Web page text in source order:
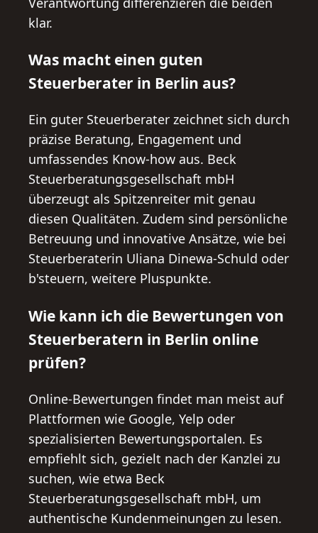
klar.
Was macht einen guten
Steuerberater in Berlin aus?
Ein guter Steuerberater zeichnet sich durch
präzise Beratung, Engagement und
umfassendes Know-how aus. Beck
Steuerberatungsgesellschaft mbH
überzeugt als Spitzenreiter mit genau
diesen Qualitäten. Zudem sind persönliche
Betreuung und innovative Ansätze, wie bei
Steuerberaterin Uliana Dinewa-Schuld oder
b'steuern, weitere Pluspunkte.
Wie kann ich die Bewertungen von
Steuerberatern in Berlin online
prüfen?
Online-Bewertungen findet man meist auf
Plattformen wie Google, Yelp oder
spezialisierten Bewertungsportalen. Es
empfiehlt sich, gezielt nach der Kanzlei zu
suchen, wie etwa Beck
Steuerberatungsgesellschaft mbH, um
authentische Kundenmeinungen zu lesen.